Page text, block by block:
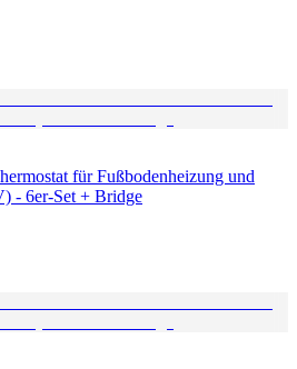
für Fußbodenheizung und
- 6er-Set + Bridge